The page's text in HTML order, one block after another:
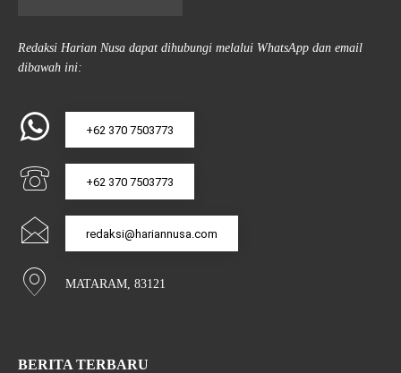
Redaksi Harian Nusa dapat dihubungi melalui WhatsApp dan email
dibawah ini:
+62 370 7503773
+62 370 7503773
redaksi@hariannusa.com
MATARAM, 83121
BERITA TERBARU